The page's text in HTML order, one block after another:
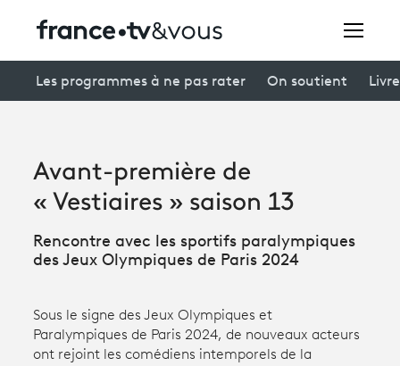
Creators
Participer et assister à une émission
Productions et innovation
Les programmes à ne pas rater On soutient
Avant-première de
« Vestiaires » saison 13
Rencontre avec les sportifs paralympiques
des Jeux Olympiques de Paris 2024
Sous le signe des Jeux Olympiques et
Paralympiques de Paris 2024, de nouveaux acteurs
ont rejoint les comédiens intemporels de la